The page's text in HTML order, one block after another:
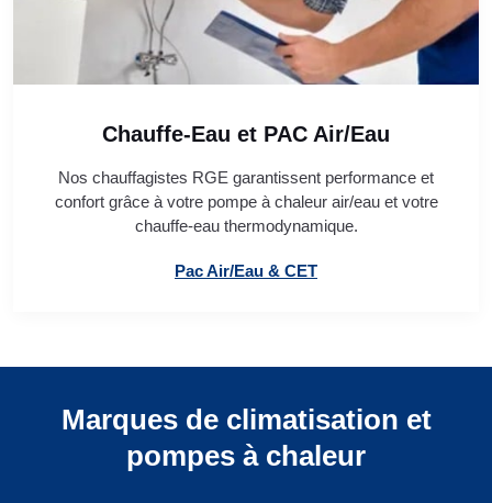
Chauffe-Eau et PAC Air/Eau
Nos chauffagistes RGE garantissent performance et
confort grâce à votre pompe à chaleur air/eau et votre
chauffe-eau thermodynamique.
Pac Air/Eau & CET
Marques de climatisation et
pompes à chaleur